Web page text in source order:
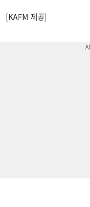
[KAFM 제공]